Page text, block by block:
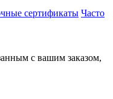
сертификаты Часто
с вашим заказом,